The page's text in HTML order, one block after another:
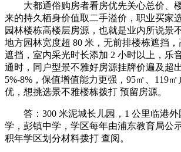
大都通俗购房者看房优先关心总价、
来的持久栖身价值取二手溢价，职业买家
园林楼栋高楼层房源，也就是业内所说景
地方园林宽度超 80 米，无前排楼栋遮挡
遮挡，室内采光时长添加 2 小时以上，乐
通时，同户型景不雅好房源挂牌价遍及超
5%-8%，保值增值能力更强，95㎡、119
优，想挑选景不雅楼栋拨打 预留房源。
答：300 米泥城长儿园，1 公里临港外
学，彭镇中学，学区每年由浦东教育局公
积年学区划分材料拨打 查阅。